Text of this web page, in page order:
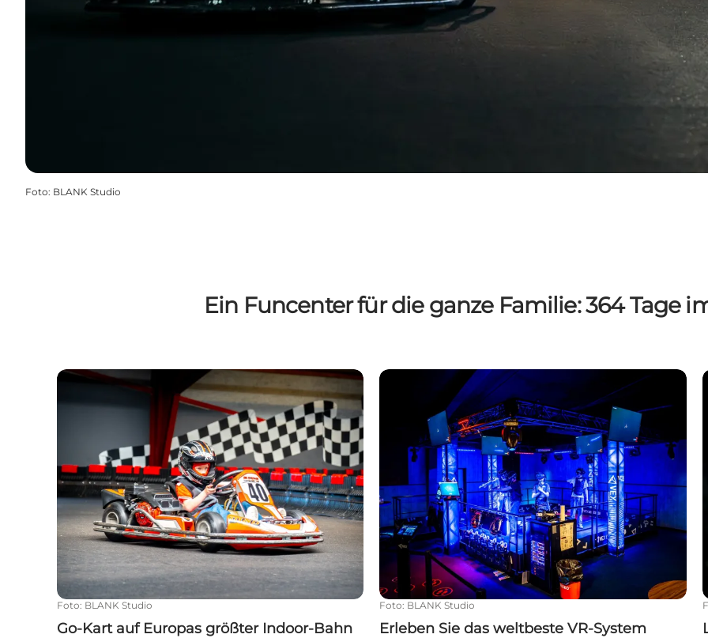
Foto: BLANK Studio
Ein Funcenter für die ganze Familie: 364 Tage
Go-Kart auf Europas größter Indoor-Bahn
Foto: BLANK Studio
Go-Kart auf Europas größter Indoor-Bahn
Erleben Sie das weltbeste VR-System
Foto: BLANK Studio
Erleben Sie das weltbeste VR-System